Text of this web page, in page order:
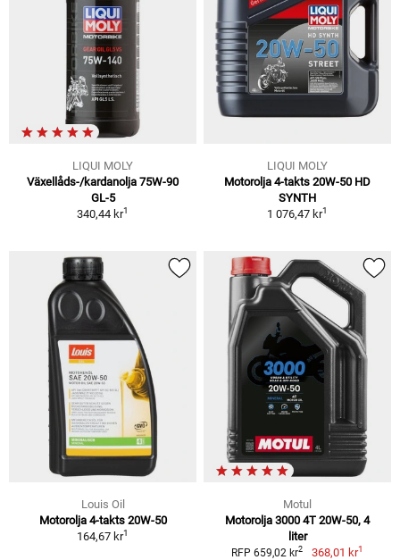
LIQUI MOLY
Växellåds-/kardanolja 75W-90
GL-5
340,44 kr1
LIQUI MOLY
Motorolja 4-takts 20W-50 HD
SYNTH
1 076,47 kr1
Louis Oil
Motorolja 4-takts 20W-50
164,67 kr1
Motul
Motorolja 3000 4T 20W-50, 4
liter
RFP 659,02 kr2 368,01 kr1